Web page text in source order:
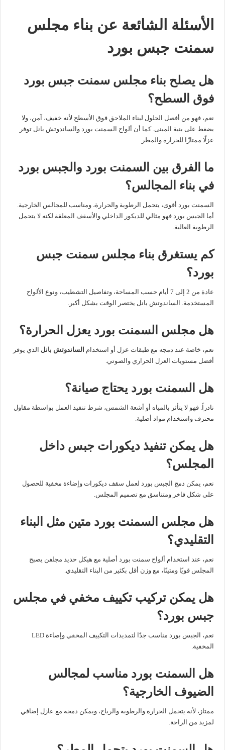
الأسئلة الشائعة عن بناء مجلس
سمنت جبس بورد
هل يصلح بناء مجلس سمنت جبس بورد
فوق السطح؟
نعم، فهو من أفضل الحلول لبناء الملاحق فوق الأسطح لأنه خفيف، آمن، ولا
يضغط على بنية المبنى. كما أن ألواح السمنت بورد والساندوتش بانل توفر
عزلًا ممتازًا للحرارة والمطر.
ما الفرق بين السمنت بورد والجبس بورد
في بناء المجالس؟
السمنت بورد أقوى، يتحمل الرطوبة والحرارة، ومناسب للمجالس الخارجية.
أما الجبس بورد فهو مثالي للديكور الداخلي والأسقف المعلقة لكنه لا يتحمل
الرطوبة العالية.
كم يستغرق بناء مجلس سمنت جبس
بورد؟
عادة من 2 إلى 7 أيام حسب المساحة، وتفاصيل التشطيب، ونوع الألواح
المستخدمة. الساندوتش بانل يختصر الوقت بشكل أكبر.
هل مجلس السمنت بورد يعزل الحرارة؟
نعم، خاصة عند دمجه مع طبقات عزل أو استخدام الساندوتش بانل الذي يوفر
أفضل مستويات العزل الحراري والصوتي.
هل السمنت بورد يحتاج صيانة؟
نادراً. فهو لا يتأثر بالمياه أو أشعة الشمس، شرط تنفيذ العمل بواسطة مقاول
محترف واستخدام مواد أصلية.
هل يمكن تنفيذ ديكورات جبس داخل
المجلس؟
نعم، يمكن دمج الجبس بورد لعمل سقف ديكورات وإضاءة مخفية للحصول
على شكل فاخر ومتناسق مع تصميم المجلس.
هل مجلس السمنت بورد متين مثل البناء
التقليدي؟
نعم، عند استخدام ألواح سمنت بورد أصلية مع هيكل حديد مجلفن يصبح
المجلس قويًا ومتينًا، مع وزن أقل بكثير من البناء التقليدي.
هل يمكن تركيب تكييف مخفي في مجلس
جبس بورد؟
نعم، الجبس بورد مناسب جدًا لتمديدات التكييف المخفي وإضاءة LED
المخفية.
هل السمنت بورد مناسب لمجالس
الضيوف الخارجية؟
ممتاز، لأنه يتحمل الحرارة والرطوبة والرياح، ويمكن دمجه مع عازل إضافي
لمزيد من الراحة.